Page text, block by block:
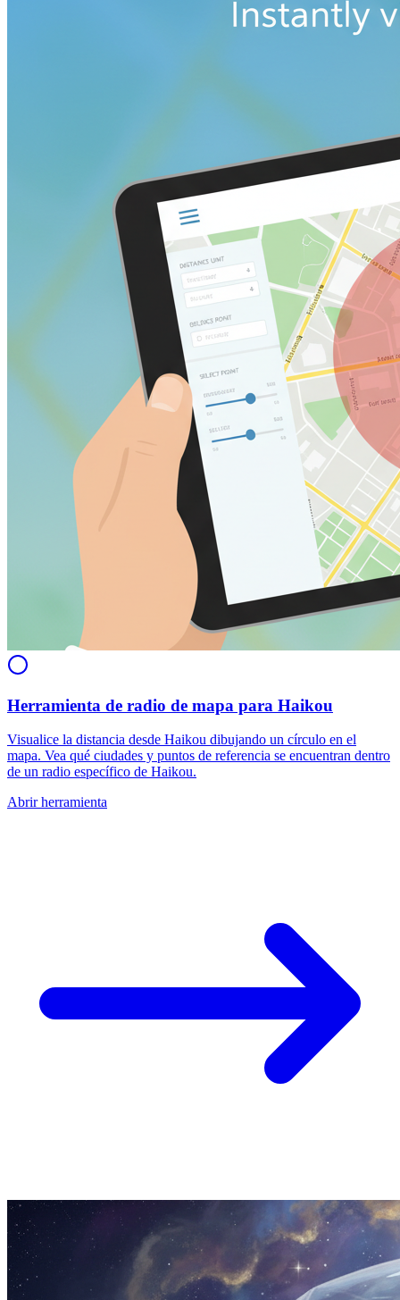
Herramienta de radio de mapa para Haikou
Visualice la distancia desde Haikou dibujando un círculo en el
mapa. Vea qué ciudades y puntos de referencia se encuentran dentro
de un radio específico de Haikou.
Abrir herramienta